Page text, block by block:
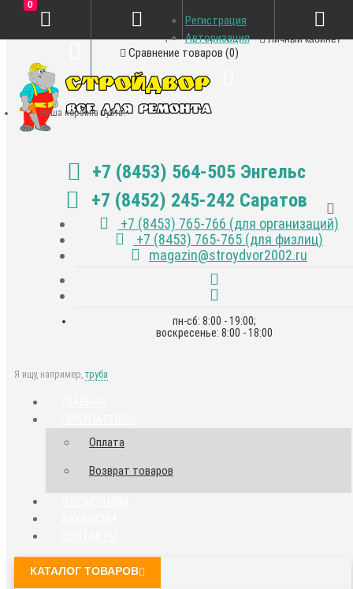
Личный кабинет
Закладки (0)
Сравнение товаров (0)
+7 (8453) 564-505 Энгельс
+7 (8452) 245-242 Саратов
+7 (8453) 765-766 (для организаций)
+7 (8453) 765-765 (для физлиц)
magazin@stroydvor2002.ru
пн-сб: 8:00 - 19:00;
воскресенье: 8:00 - 18:00
Я ищу, например, труба
Регистрация
Авторизация
0
Ваша корзина пуста!
Оплата
Возврат товаров
КАТАЛОГ ТОВАРОВ